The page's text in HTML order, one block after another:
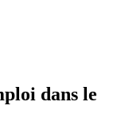
dans le